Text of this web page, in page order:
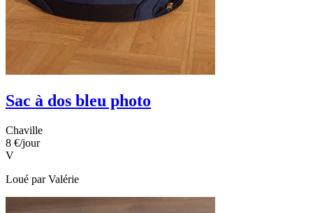
Sac à dos bleu photo
Chaville
8 €/jour
V
Loué parValérie